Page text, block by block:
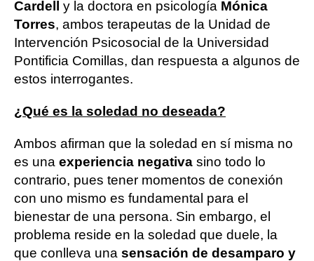
Cardell
y la doctora en psicología Mónica
Torres, ambos terapeutas de la Unidad de
Intervención Psicosocial de la Universidad
Pontificia Comillas, dan respuesta a algunos de
estos interrogantes.
¿Qué es la soledad no deseada?
Ambos afirman que la soledad en sí misma no
es una experiencia negativa sino todo lo
contrario, pues tener momentos de conexión
con uno mismo es fundamental para el
bienestar de una persona. Sin embargo, el
problema reside en la soledad que duele, la
que conlleva una sensación de desamparo y